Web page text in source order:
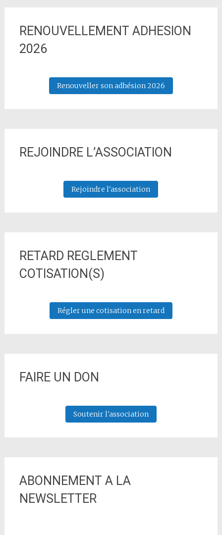
RENOUVELLEMENT ADHESION
2026
Renouveller son adhésion 2026
REJOINDRE L’ASSOCIATION
Rejoindre l'association
RETARD REGLEMENT
COTISATION(S)
Régler une cotisation en retard
FAIRE UN DON
Soutenir l'association
ABONNEMENT A LA
NEWSLETTER